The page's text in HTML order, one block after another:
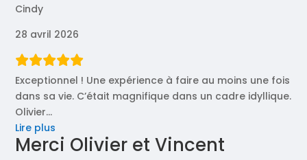
Cindy
28 avril 2026
Exceptionnel ! Une expérience à faire au moins une fois
dans sa vie. C’était magnifique dans un cadre idyllique.
Olivier…
Lire plus
!Une
Merci Olivier et Vincent